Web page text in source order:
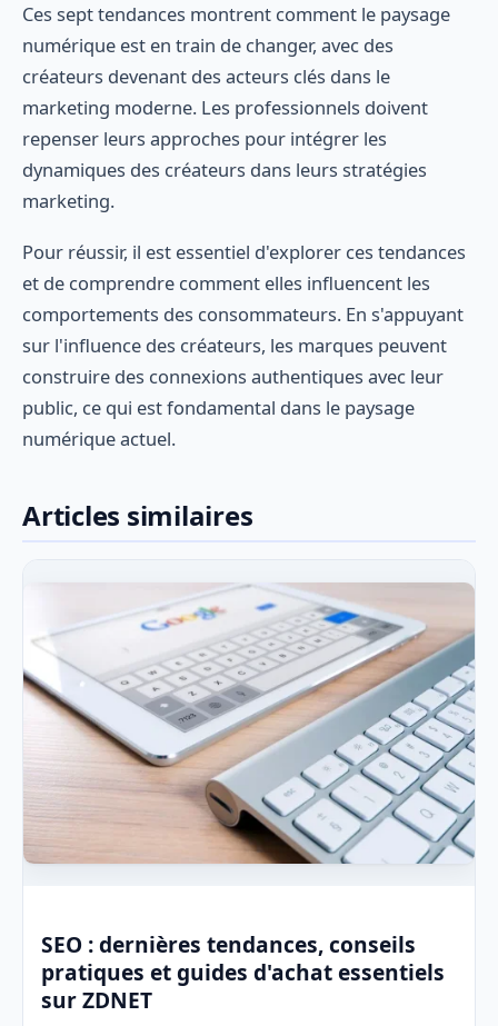
Ces sept tendances montrent comment le paysage
numérique est en train de changer, avec des
créateurs devenant des acteurs clés dans le
marketing moderne. Les professionnels doivent
repenser leurs approches pour intégrer les
dynamiques des créateurs dans leurs stratégies
marketing.
Pour réussir, il est essentiel d'explorer ces tendances
et de comprendre comment elles influencent les
comportements des consommateurs. En s'appuyant
sur l'influence des créateurs, les marques peuvent
construire des connexions authentiques avec leur
public, ce qui est fondamental dans le paysage
numérique actuel.
Articles similaires
SEO : dernières tendances, conseils
pratiques et guides d'achat essentiels
sur ZDNET